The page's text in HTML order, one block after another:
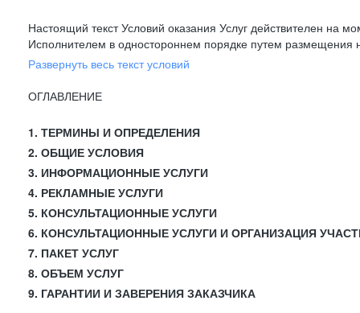
Настоящий текст Условий оказания Услуг действителен на
Исполнителем в одностороннем порядке путем размещения
Развернуть весь текст условий
ОГЛАВЛЕНИЕ
1. ТЕРМИНЫ И ОПРЕДЕЛЕНИЯ
2. ОБЩИЕ УСЛОВИЯ
3. ИНФОРМАЦИОННЫЕ УСЛУГИ
4. РЕКЛАМНЫЕ УСЛУГИ
5. КОНСУЛЬТАЦИОННЫЕ УСЛУГИ
6. КОНСУЛЬТАЦИОННЫЕ УСЛУГИ И ОРГАНИЗАЦИЯ
7. ПАКЕТ УСЛУГ
8. ОБЪЕМ УСЛУГ
9. ГАРАНТИИ И ЗАВЕРЕНИЯ ЗАКАЗЧИКА